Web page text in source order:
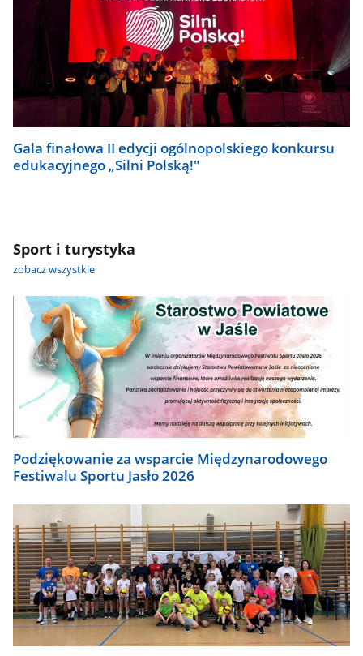
Gala finałowa II edycji ogólnopolskiego konkursu
edukacyjnego „Silni Polską!"
Sport i turystyka
zobacz wszystkie
Podziękowanie za wsparcie Międzynarodowego
Festiwalu Sportu Jasło 2026